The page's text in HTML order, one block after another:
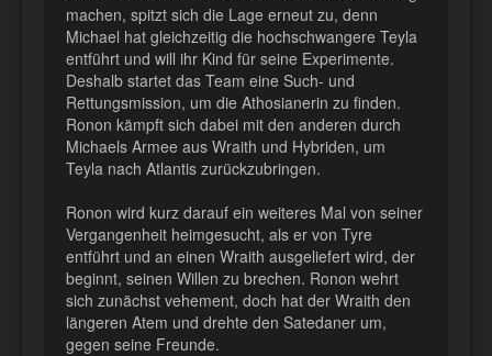
machen, spitzt sich die Lage erneut zu, denn
Michael hat gleichzeitig die hochschwangere Teyla
entführt und will ihr Kind für seine Experimente.
Deshalb startet das Team eine Such- und
Rettungsmission, um die Athosianerin zu finden.
Ronon kämpft sich dabei mit den anderen durch
Michaels Armee aus Wraith und Hybriden, um
Teyla nach Atlantis zurückzubringen.
Ronon wird kurz darauf ein weiteres Mal von seiner
Vergangenheit heimgesucht, als er von Tyre
entführt und an einen Wraith ausgeliefert wird, der
beginnt, seinen Willen zu brechen. Ronon wehrt
sich zunächst vehement, doch hat der Wraith den
längeren Atem und drehte den Satedaner um,
gegen seine Freunde.